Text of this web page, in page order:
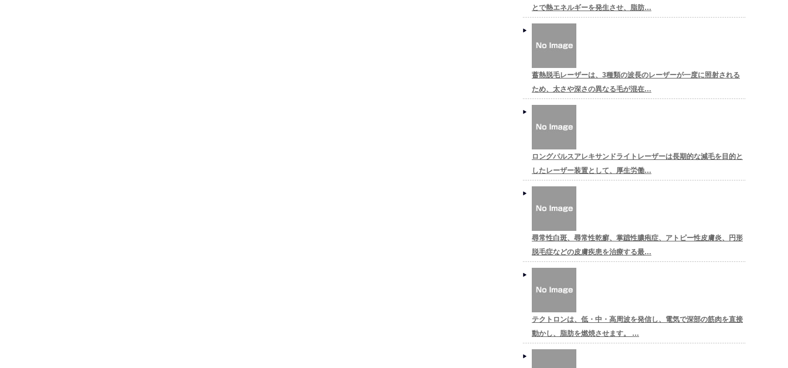
とで熱エネルギーを発生させ、脂肪…
蓄熱脱毛レーザーは、3種類の波長のレーザーが一度に照射される
ため、太さや深さの異なる毛が混在…
ロングパルスアレキサンドライトレーザーは長期的な減毛を目的と
したレーザー装置として、厚生労働…
尋常性白斑、尋常性乾癬、掌蹠性膿疱症、アトピー性皮膚炎、円形
脱毛症などの皮膚疾患を治療する最…
テクトロンは、低・中・高周波を発信し、電気で深部の筋肉を直接
動かし、脂肪を燃焼させます。 …